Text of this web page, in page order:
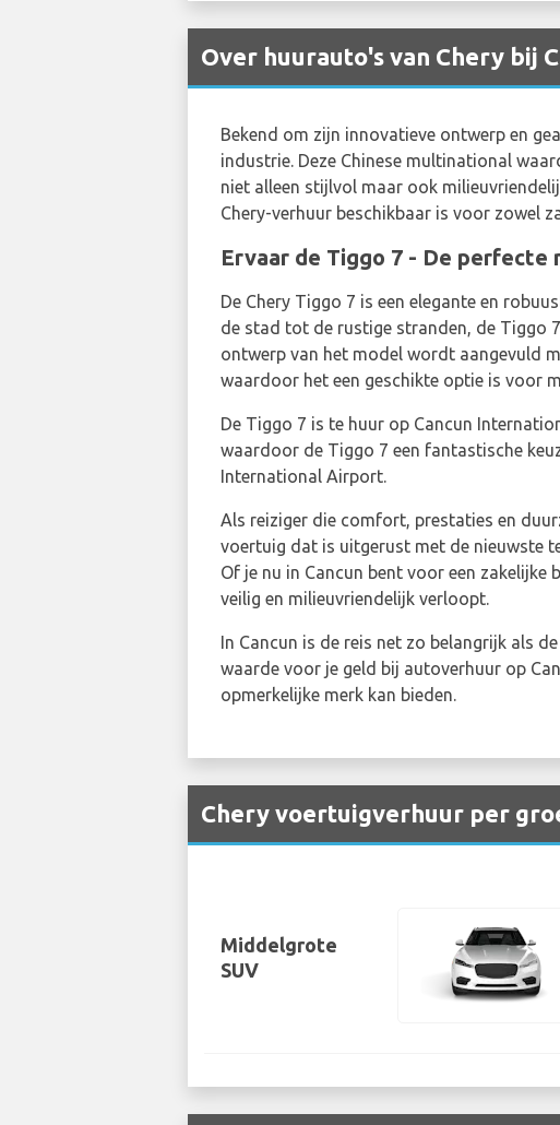
Over huurauto's van Chery bij
Bekend om zijn innovatieve ontwerp en
industrie. Deze Chinese multinational
niet alleen stijlvol maar ook
Chery-verhuur beschikbaar is voor zowel
Ervaar de Tiggo 7 - De perfecte
De Chery Tiggo 7 is een elegante en
de stad tot de rustige stranden, de Tiggo
ontwerp van het model wordt aangevuld
waardoor het een geschikte optie is voor
De Tiggo 7 is te huur op Cancun
waardoor de Tiggo 7 een fantastische
International Airport.
Als reiziger die comfort, prestaties en
voertuig dat is uitgerust met de nieuwste
Of je nu in Cancun bent voor een
veilig en milieuvriendelijk verloopt.
In Cancun is de reis net zo belangrijk als
waarde voor je geld bij autoverhuur op
opmerkelijke merk kan bieden.
Chery voertuigverhuur per
Middelgrote
SUV